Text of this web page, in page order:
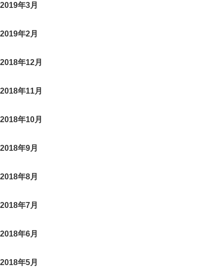
2019年3月
2019年2月
2018年12月
2018年11月
2018年10月
2018年9月
2018年8月
2018年7月
2018年6月
2018年5月